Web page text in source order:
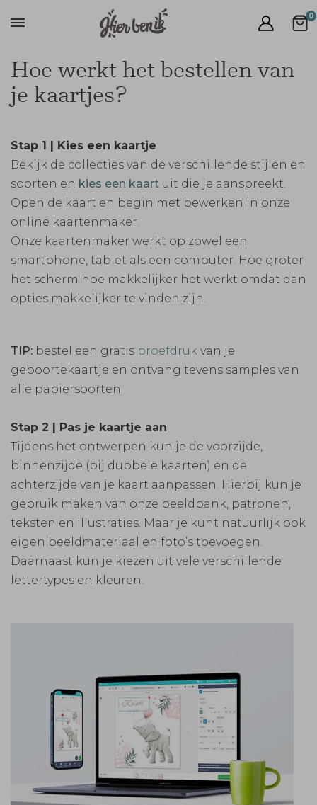
0
Hoe werkt het bestellen van
je kaartjes?
Stap 1 | Kies een kaartje
Bekijk de collecties van de verschillende stijlen en
soorten en kies een kaart uit die je aanspreekt.
Open de kaart en begin met bewerken in onze
online kaartenmaker.
Onze kaartenmaker werkt op zowel een
smartphone, tablet als een computer. Hoe groter
het scherm hoe makkelijker het werkt omdat dan
opties makkelijker te vinden zijn.
TIP: bestel een gratis proefdruk van je
geboortekaartje en ontvang tevens samples van
alle papiersoorten
Stap 2 | Pas je kaartje aan
Tijdens het ontwerpen kun je de voorzijde,
binnenzijde (bij dubbele kaarten) en de
achterzijde van je kaart aanpassen. Hierbij kun je
gebruik maken van onze beeldbank, patronen,
teksten en illustraties. Maar je kunt natuurlijk ook
eigen beeldmateriaal en foto’s toevoegen.
Daarnaast kun je kiezen uit vele verschillende
lettertypes en kleuren.